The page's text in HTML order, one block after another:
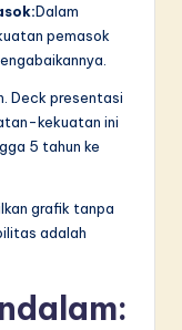
Dalam
pemasok
Deck presentasi
kekuatan ini
5 tahun ke
grafik tanpa
adalah